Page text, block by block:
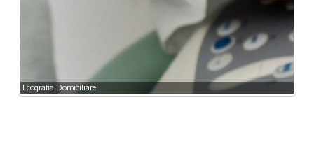
Ecografia Domiciliare